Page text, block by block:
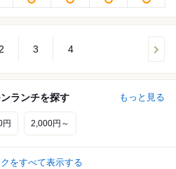
3 4
ランチを探す もっと見る
円 2,000円～
をすべて表示する